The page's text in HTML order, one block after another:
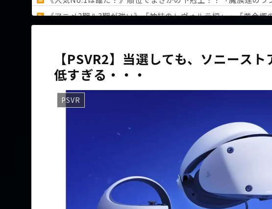
《アニメ2期＆3期が強い》「神技のレヴォルテ編」・「黄金
Powered by livedoor 相互RSS
【PSVR2】当選しても、ソニース
低すぎる・・・
PSVR